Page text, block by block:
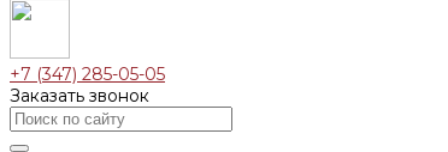
+7 (347) 285-05-05
Заказать звонок